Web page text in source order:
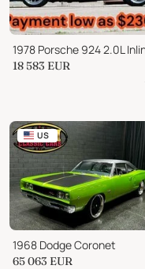
18 583 EUR
US
1968 Dodge Coronet
65 063 EUR